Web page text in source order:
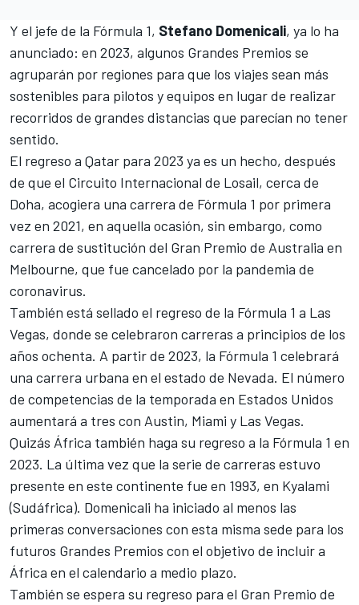
Y el jefe de la Fórmula 1, Stefano Domenicali, ya lo ha
anunciado: en 2023, algunos Grandes Premios se
agruparán por regiones para que los viajes sean más
sostenibles para pilotos y equipos en lugar de realizar
recorridos de grandes distancias que parecían no tener
sentido.
El regreso a Qatar para 2023 ya es un hecho, después
de que el Circuito Internacional de Losail, cerca de
Doha, acogiera una carrera de Fórmula 1 por primera
vez en 2021, en aquella ocasión, sin embargo, como
carrera de sustitución del Gran Premio de Australia en
Melbourne, que fue cancelado por la pandemia de
coronavirus.
También está sellado el regreso de la Fórmula 1 a Las
Vegas, donde se celebraron carreras a principios de los
años ochenta. A partir de 2023, la Fórmula 1 celebrará
una carrera urbana en el estado de Nevada. El número
de competencias de la temporada en Estados Unidos
aumentará a tres con Austin, Miami y Las Vegas.
Quizás África también haga su regreso a la Fórmula 1 en
2023. La última vez que la serie de carreras estuvo
presente en este continente fue en 1993, en Kyalami
(Sudáfrica). Domenicali ha iniciado al menos las
primeras conversaciones con esta misma sede para los
futuros Grandes Premios con el objetivo de incluir a
África en el calendario a medio plazo.
También se espera su regreso para el Gran Premio de